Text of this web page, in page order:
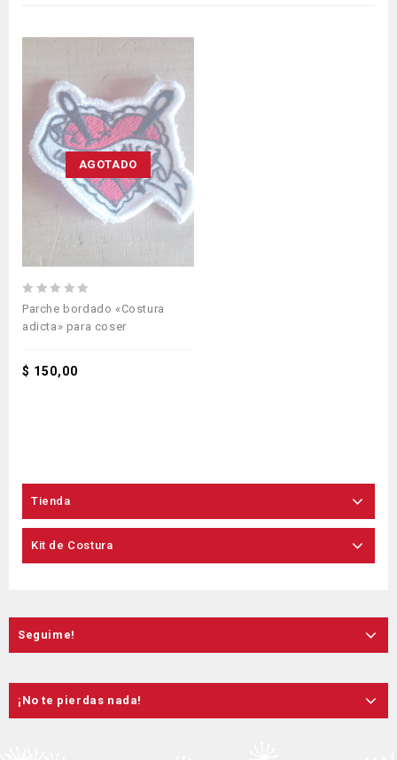
AGOTADO
0
out
Parche bordado «Costura
adicta» para coser
$ 150,00
Tienda
Kit de Costura
Seguime!
¡No te pierdas nada!